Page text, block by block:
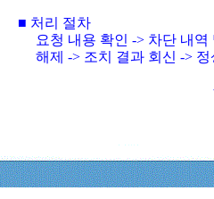
■ 처리 절차
요청 내용 확인 -> 차단 내
해제 -> 조치 결과 회신 ->